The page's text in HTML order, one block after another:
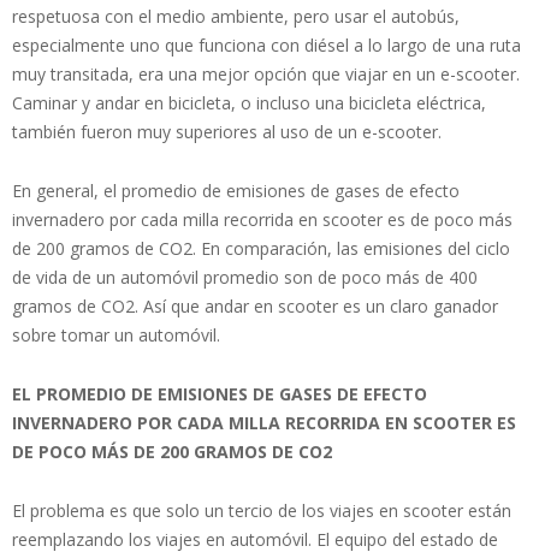
respetuosa con el medio ambiente, pero usar el autobús,
especialmente uno que funciona con diésel a lo largo de una ruta
muy transitada, era una mejor opción que viajar en un e-scooter.
Caminar y andar en bicicleta, o incluso una bicicleta eléctrica,
también fueron muy superiores al uso de un e-scooter.
En general, el promedio de emisiones de gases de efecto
invernadero por cada milla recorrida en scooter es de poco más
de 200 gramos de CO2. En comparación, las emisiones del ciclo
de vida de un automóvil promedio son de poco más de 400
gramos de CO2. Así que andar en scooter es un claro ganador
sobre tomar un automóvil.
EL PROMEDIO DE EMISIONES DE GASES DE EFECTO
INVERNADERO POR CADA MILLA RECORRIDA EN SCOOTER ES
DE POCO MÁS DE 200 GRAMOS DE CO2
El problema es que solo un tercio de los viajes en scooter están
reemplazando los viajes en automóvil. El equipo del estado de